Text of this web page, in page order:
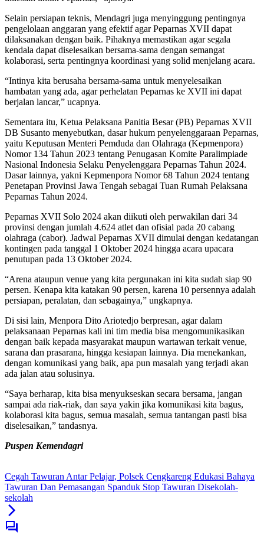
Selain persiapan teknis, Mendagri juga menyinggung pentingnya
pengelolaan anggaran yang efektif agar Peparnas XVII dapat
dilaksanakan dengan baik. Pihaknya memastikan agar segala
kendala dapat diselesaikan bersama-sama dengan semangat
kolaborasi, serta pentingnya koordinasi yang solid menjelang acara.
“Intinya kita berusaha bersama-sama untuk menyelesaikan
hambatan yang ada, agar perhelatan Peparnas ke XVII ini dapat
berjalan lancar,” ucapnya.
Sementara itu, Ketua Pelaksana Panitia Besar (PB) Peparnas XVII
DB Susanto menyebutkan, dasar hukum penyelenggaraan Peparnas,
yaitu Keputusan Menteri Pemduda dan Olahraga (Kepmenpora)
Nomor 134 Tahun 2023 tentang Penugasan Komite Paralimpiade
Nasional Indonesia Selaku Penyelenggara Peparnas Tahun 2024.
Dasar lainnya, yakni Kepmenpora Nomor 68 Tahun 2024 tentang
Penetapan Provinsi Jawa Tengah sebagai Tuan Rumah Pelaksana
Peparnas Tahun 2024.
Peparnas XVII Solo 2024 akan diikuti oleh perwakilan dari 34
provinsi dengan jumlah 4.624 atlet dan ofisial pada 20 cabang
olahraga (cabor). Jadwal Peparnas XVII dimulai dengan kedatangan
kontingen pada tanggal 1 Oktober 2024 hingga acara upacara
penutupan pada 13 Oktober 2024.
“Arena ataupun venue yang kita pergunakan ini kita sudah siap 90
persen. Kenapa kita katakan 90 persen, karena 10 persennya adalah
persiapan, peralatan, dan sebagainya,” ungkapnya.
Di sisi lain, Menpora Dito Ariotedjo berpresan, agar dalam
pelaksanaan Peparnas kali ini tim media bisa mengomunikasikan
dengan baik kepada masyarakat maupun wartawan terkait venue,
sarana dan prasarana, hingga kesiapan lainnya. Dia menekankan,
dengan komunikasi yang baik, apa pun masalah yang terjadi akan
ada jalan atau solusinya.
“Saya berharap, kita bisa menyukseskan secara bersama, jangan
sampai ada riak-riak, dan saya yakin jika komunikasi kita bagus,
kolaborasi kita bagus, semua masalah, semua tantangan pasti bisa
diselesaikan,” tandasnya.
Puspen Kemendagri
Cegah Tawuran Antar Pelajar, Polsek Cengkareng Edukasi Bahaya
Tawuran Dan Pemasangan Spanduk Stop Tawuran Disekolah-
sekolah